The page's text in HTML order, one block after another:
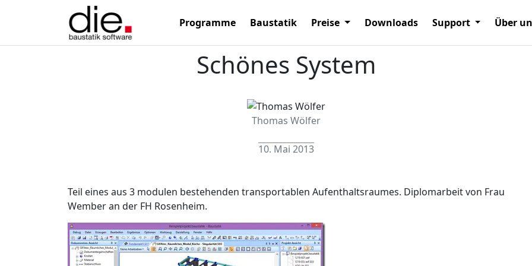
Programme Baustatik Preise Downloads Support Über
Schönes System
Thomas Wölfer
10. Mai 2013
Teil eines aus 3 modulen bestehenden transportablen Aufenthaltsraumes. Diplomarbeit von Frau
Wember an der FH Rosenheim.